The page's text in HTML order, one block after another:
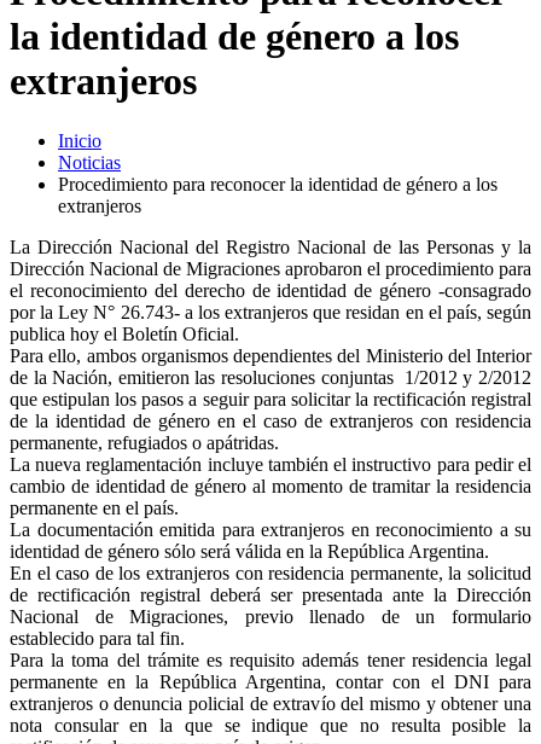
la identidad de género a los
extranjeros
Inicio
Noticias
Procedimiento para reconocer la identidad de género a los
extranjeros
La Dirección Nacional del Registro Nacional de las Personas y la
Dirección Nacional de Migraciones aprobaron el procedimiento para
el reconocimiento del derecho de identidad de género -consagrado
por la Ley N° 26.743- a los extranjeros que residan en el país, según
publica hoy el Boletín Oficial.
Para ello, ambos organismos dependientes del Ministerio del Interior
de la Nación, emitieron las resoluciones conjuntas 1/2012 y 2/2012
que estipulan los pasos a seguir para solicitar la rectificación registral
de la identidad de género en el caso de extranjeros con residencia
permanente, refugiados o apátridas.
La nueva reglamentación incluye también el instructivo para pedir el
cambio de identidad de género al momento de tramitar la residencia
permanente en el país.
La documentación emitida para extranjeros en reconocimiento a su
identidad de género sólo será válida en la República Argentina.
En el caso de los extranjeros con residencia permanente, la solicitud
de rectificación registral deberá ser presentada ante la Dirección
Nacional de Migraciones, previo llenado de un formulario
establecido para tal fin.
Para la toma del trámite es requisito además tener residencia legal
permanente en la República Argentina, contar con el DNI para
extranjeros o denuncia policial de extravío del mismo y obtener una
nota consular en la que se indique que no resulta posible la